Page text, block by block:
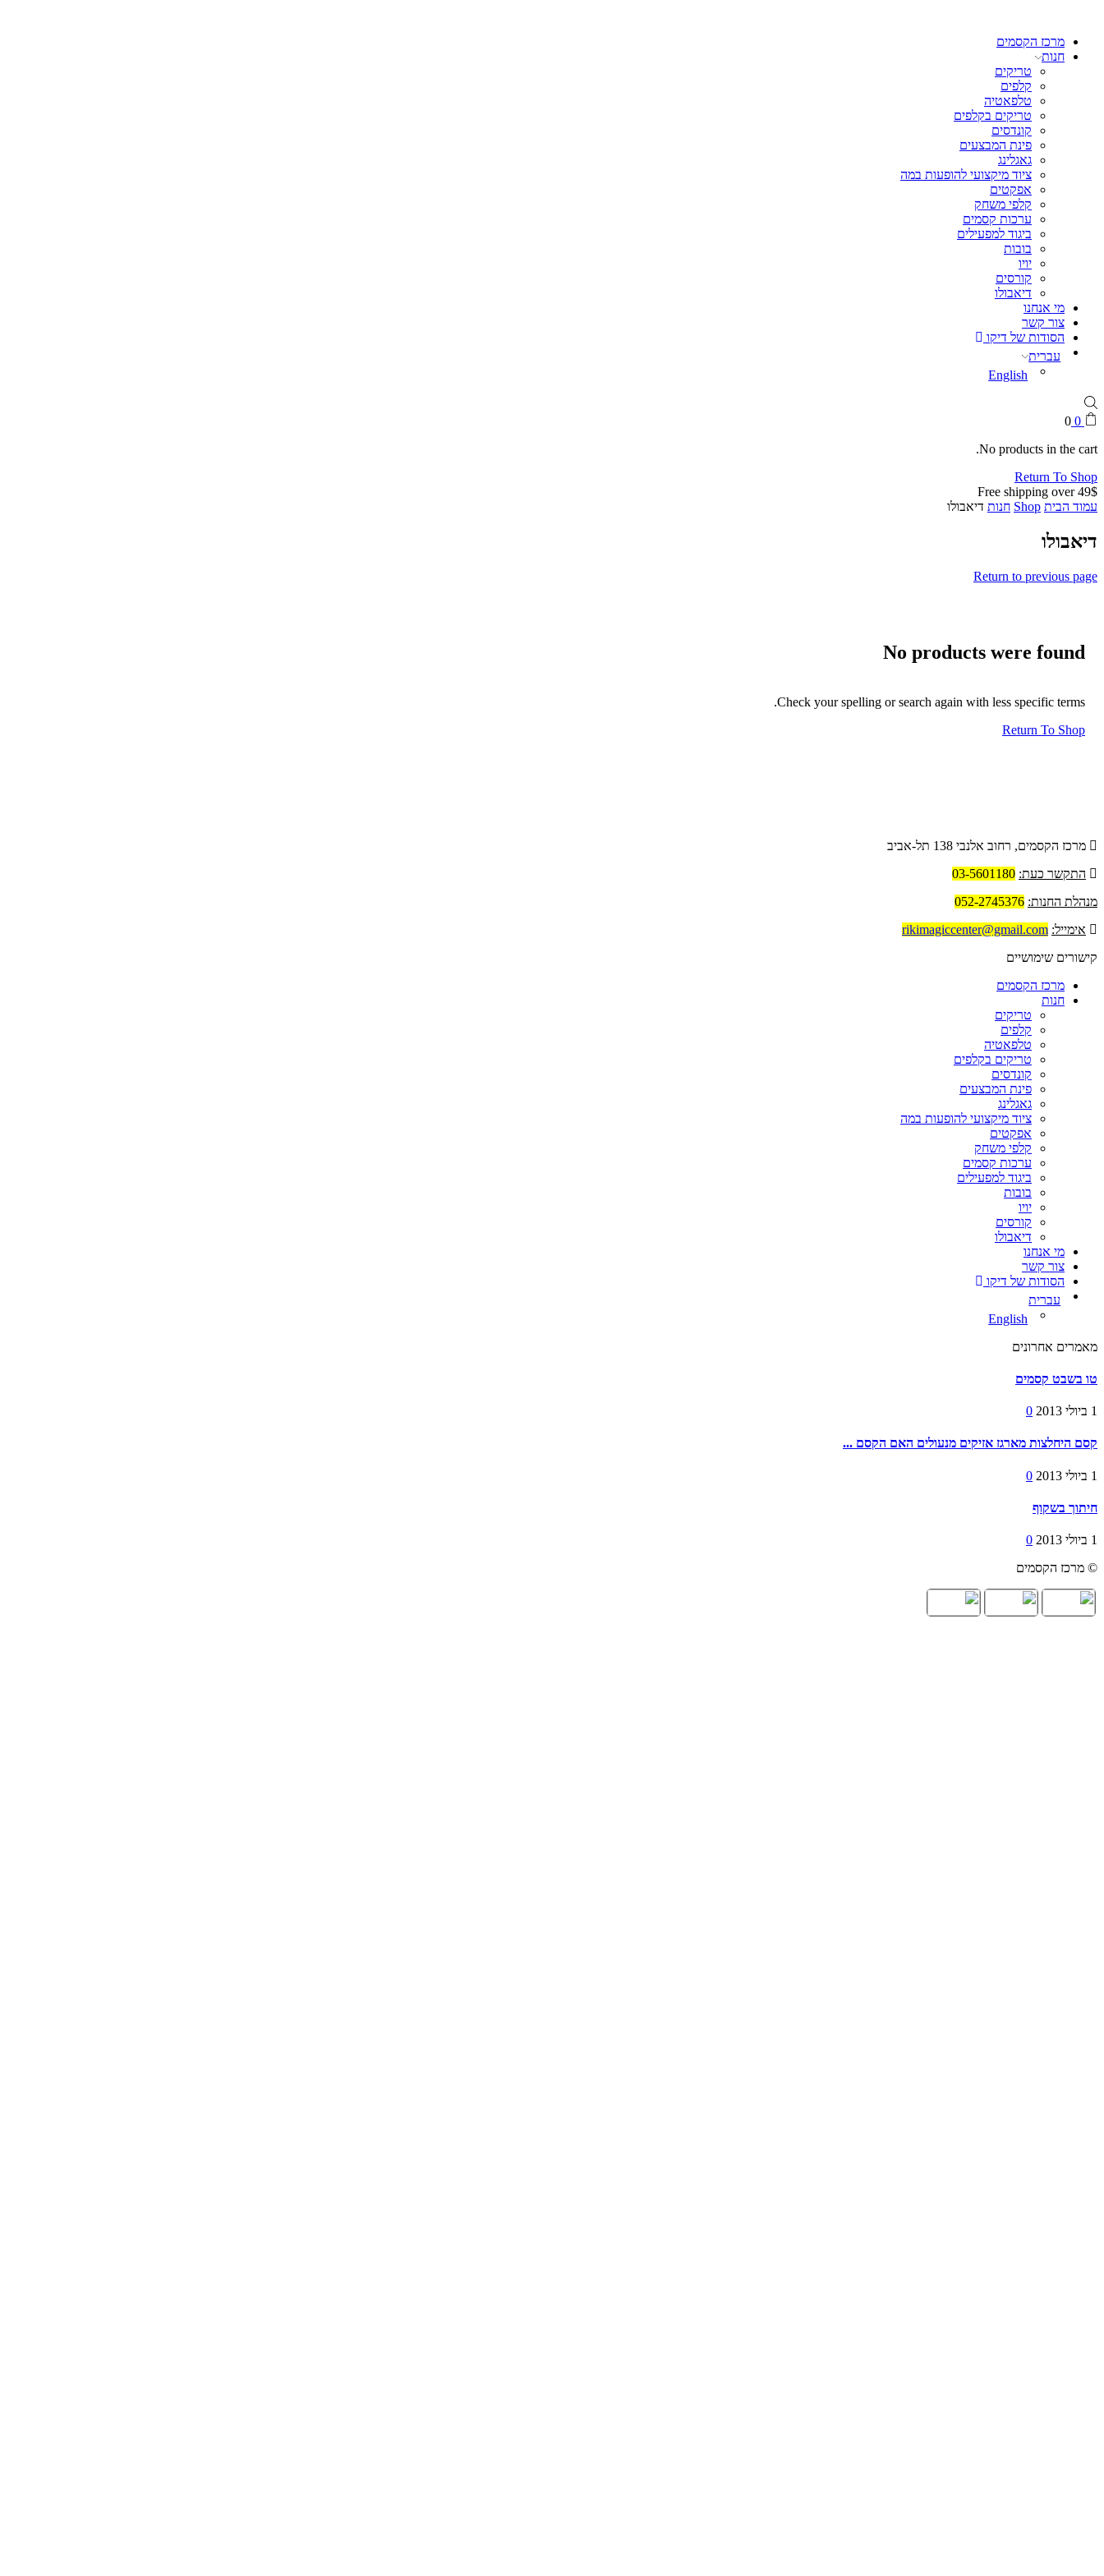
מרכז הקסמים
חנות
טריקים
קלפים
טלפאטיה
טריקים בקלפים
קונדסים
פינת המבצעים
גאגלינג
ציוד מיקצועי להופעות במה
אפקטים
קלפי משחק
ערכות קסמים
ביגוד למפעילים
בובות
יויו
קורסים
דיאבולו
מי אנחנו
צור קשר
הסודות של דיקו
עברית
English
0
0
No products in the cart.
Return To Shop
Free shipping over 49$
עמוד הבית Shop חנות דיאבולו
דיאבולו
Return to previous page
No products were found
Check your spelling or search again with less specific terms.
Return To Shop
מרכז הקסמים, רחוב אלנבי 138 תל-אביב
התקשר כעת: 03-5601180
מנהלת החנות: 052-2745376
אימייל: rikimagiccenter@gmail.com
קישורים שימושיים
מרכז הקסמים
חנות
טריקים
קלפים
טלפאטיה
טריקים בקלפים
קונדסים
פינת המבצעים
גאגלינג
ציוד מיקצועי להופעות במה
אפקטים
קלפי משחק
ערכות קסמים
ביגוד למפעילים
בובות
יויו
קורסים
דיאבולו
מי אנחנו
צור קשר
הסודות של דיקו
עברית
English
מאמרים אחרונים
טו בשבט קסמים
1 ביולי 2013 0
קסם היחלצות מארגז אזיקים מנעולים האם הקסם ...
1 ביולי 2013 0
חיתוך בשקוף
1 ביולי 2013
0
© מרכז הקסמים